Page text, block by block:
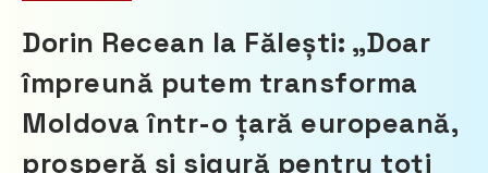
Dorin Recean la Fălești: „Doar
împreună putem transforma
Moldova într-o țară europeană,
prosperă și sigură pentru toți